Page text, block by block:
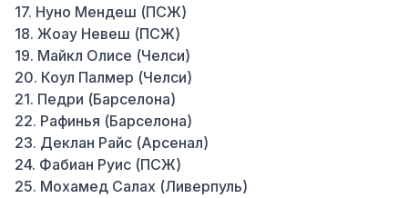
17. Нуно Мендеш (ПСЖ)
18. Жоау Невеш (ПСЖ)
19. Майкл Олисе (Челси)
20. Коул Палмер (Челси)
21. Педри (Барселона)
22. Рафинья (Барселона)
23. Деклан Райс (Арсенал)
24. Фабиан Руис (ПСЖ)
25. Мохамед Салах (Ливерпуль)